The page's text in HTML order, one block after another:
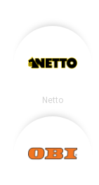
Netto